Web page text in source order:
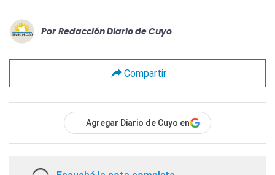
Por Redacción Diario de Cuyo
Compartir
Agregar Diario de Cuyo en